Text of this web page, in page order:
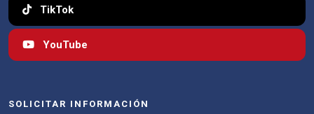
TikTok
YouTube
SOLICITAR INFORMACIÓN